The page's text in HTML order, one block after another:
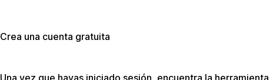
Crea una cuenta gratuita
Una vez que hayas iniciado sesión, encuentra la herramienta